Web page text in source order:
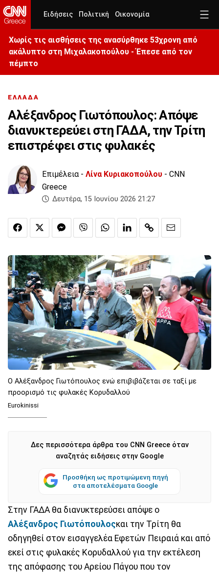
Ειδήσεις Πολιτική Οικονομία
Χωρίς τις αισθήσεις της ανασύρθηκε 53χρονη από
ακάλυπτο στη Μιχαλακοπούλου - Έπεσε από τον
πέμπτο
ΕΛΛΑΔΑ
Αλέξανδρος Γιωτόπουλος: Απόψε
διανυκτερεύει στη ΓΑΔΑ, την Τρίτη
επιστρέφει στις φυλακές
Επιμέλεια - Λίνα Κυριακοπούλου - CNN
Greece
Δευτέρα, 15 Ιουνίου 2026 21:27
Ο Αλέξανδρος Γιωτόπουλος ενώ επιβιβάζεται σε ταξί με
προορισμό τις φυλακές Κορυδαλλού
Eurokinissi
Δες περισσότερα άρθρα του CNN Greece όταν
αναζητάς ειδήσεις στην Google
Προσθήκη ως προτιμώμενη πηγή
στα αποτελέσματα Google
Στην ΓΑΔΑ θα διανυκτερεύσει απόψε ο
Αλέξανδρος Γιωτόπουλοςκαι την Τρίτη θα
οδηγηθεί στον εισαγγελέα Εφετών Πειραιά και από
εκεί στις φυλακές Κορυδαλλού για την εκτέλεση
της απόφασης του Αρείου Πάγου που τον